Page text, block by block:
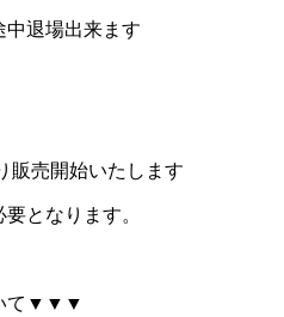
退場出来ます
販売開始いたします
となります。
て▼▼▼